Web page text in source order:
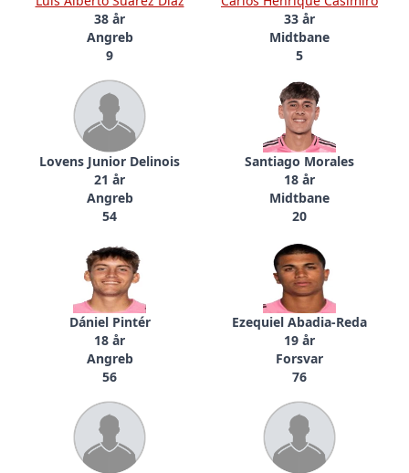
38 år
Angreb
9
33 år
Midtbane
5
Lovens Junior Delinois
21 år
Angreb
54
Santiago Morales
18 år
Midtbane
20
Dániel Pintér
18 år
Angreb
56
Ezequiel Abadia-Reda
19 år
Forsvar
76